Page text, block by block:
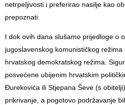
netrpeljivosti i preferirao nasilje kao
prepoznati.
I dok ovih dana slušamo prijedloge o
jugoslavenskog komunističkog
hrvatskog demokratskog režima.
posvećene ubijenim hrvatskim
Đurekovića ili Stjepana Ševe (s
prikrivanje, a pogotovo podržavanje